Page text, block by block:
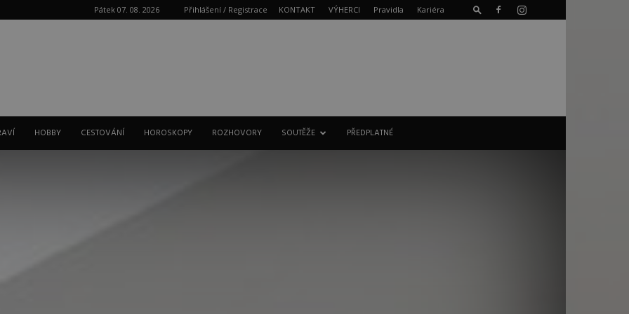
Pátek 07. 08. 2026 Přihlášení / Registrace KONTAKT VÝHERCI Pravidla Kariéra
HOBBY CESTOVÁNÍ HOROSKOPY ROZHOVORY SOUTĚŽE PŘEDPLATNÉ